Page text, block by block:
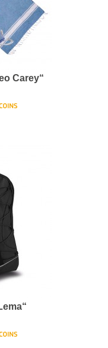
Carey“